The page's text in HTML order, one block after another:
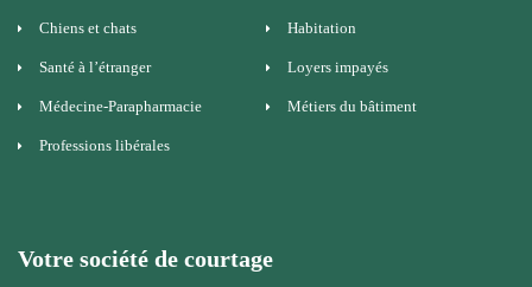
Chiens et chats Habitation
Santé à l’étranger Loyers impayés
Médecine-Parapharmacie Métiers du bâtiment
Professions libérales
Votre société de courtage